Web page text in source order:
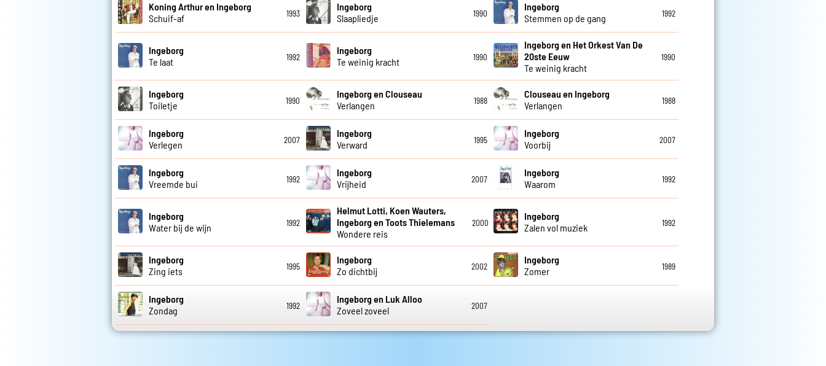
Koning Arthur en Ingeborg
Schuif-af
1993
Ingeborg
Slaapliedje
1990
Ingeborg
Stemmen op de gang
1992
Ingeborg
Te laat
1992
Ingeborg
Te weinig kracht
1990
Ingeborg en Het Orkest Van De
20ste Eeuw
Te weinig kracht
1990
Ingeborg
Toiletje
1990
Ingeborg en Clouseau
Verlangen
1988
Clouseau en Ingeborg
Verlangen
1988
Ingeborg
Verlegen
2007
Ingeborg
Verward
1995
Ingeborg
Voorbij
2007
Ingeborg
Vreemde bui
1992
Ingeborg
Vrijheid
2007
Ingeborg
Waarom
1992
Ingeborg
Water bij de wijn
1992
Helmut Lotti, Koen Wauters,
Ingeborg en Toots Thielemans
Wondere reis
2000
Ingeborg
Zalen vol muziek
1992
Ingeborg
Zing iets
1995
Ingeborg
Zo dichtbij
2002
Ingeborg
Zomer
1989
Ingeborg
Zondag
1992
Ingeborg en Luk Alloo
Zoveel zoveel
2007